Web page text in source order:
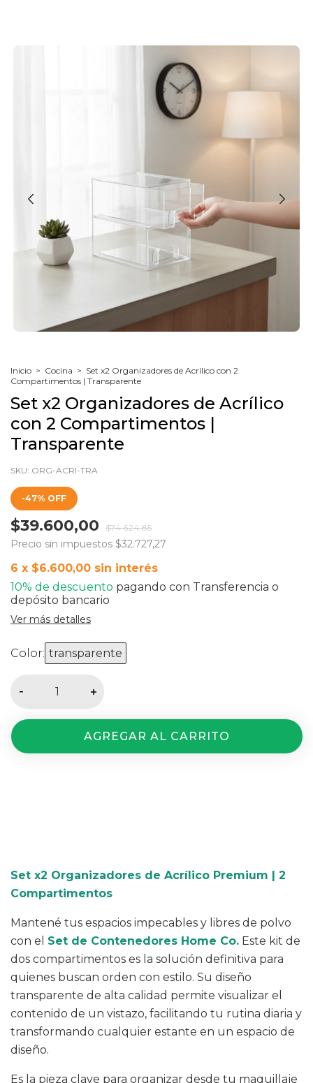
Inicio > Cocina > Set x2 Organizadores de Acrílico con 2
Compartimentos | Transparente
Set x2 Organizadores de Acrílico
con 2 Compartimentos |
Transparente
SKU: ORG-ACRI-TRA
-47% OFF
$39.600,00 $74.624,85
Precio sin impuestos $32.727,27
6 x $6.600,00 sin interés
10% de descuento pagando con Transferencia o
depósito bancario
Ver más detalles
Color: transparente
Set x2 Organizadores de Acrílico Premium | 2
Compartimentos
Mantené tus espacios impecables y libres de polvo
con el Set de Contenedores Home Co. Este kit de
dos compartimentos es la solución definitiva para
quienes buscan orden con estilo. Su diseño
transparente de alta calidad permite visualizar el
contenido de un vistazo, facilitando tu rutina diaria y
transformando cualquier estante en un espacio de
diseño.
Es la pieza clave para organizar desde tu maquillaje